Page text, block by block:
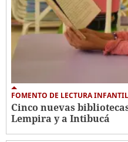
FOMENTO DE LECTURA INFANTIL
Cinco nuevas
Lempira y a Intibucá